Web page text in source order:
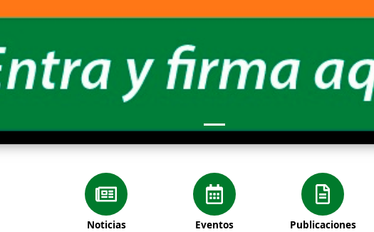
Noticias Eventos Publicaciones